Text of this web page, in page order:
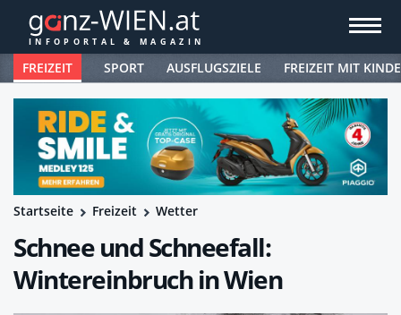
FREIZEIT SPORT AUSFLUGSZIELE FREIZEIT MIT
Startseite Freizeit Wetter
Schnee und Schneefall:
Wintereinbruch in Wien